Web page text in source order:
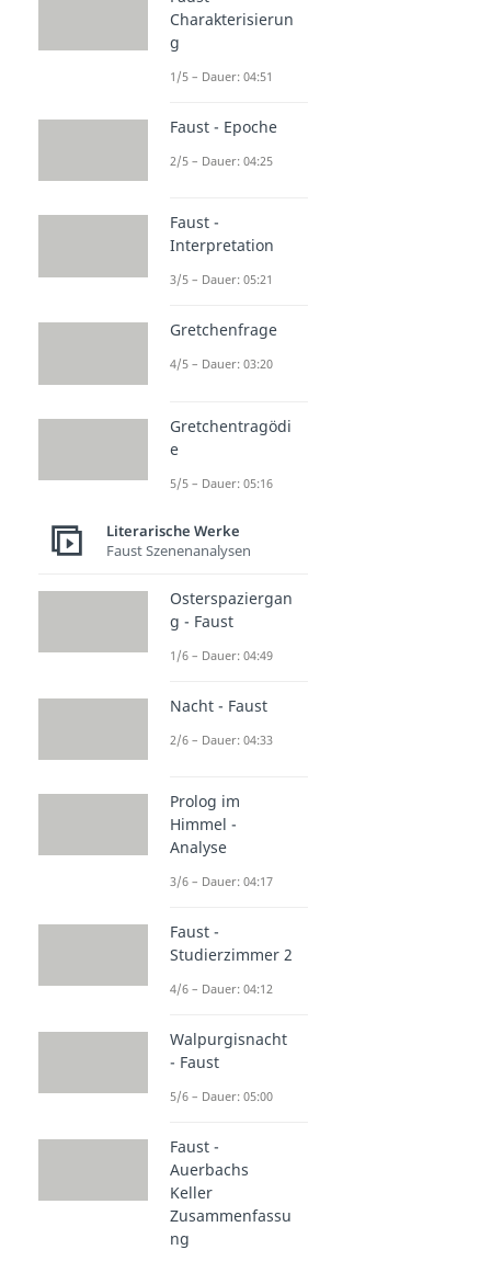
Charakterisierun
g
1/5 – Dauer: 04:51
Faust - Epoche
2/5 – Dauer: 04:25
Faust -
Interpretation
3/5 – Dauer: 05:21
Gretchenfrage
4/5 – Dauer: 03:20
Gretchentragödi
e
5/5 – Dauer: 05:16
Literarische Werke
Faust Szenenanalysen
Osterspaziergan
g - Faust
1/6 – Dauer: 04:49
Nacht - Faust
2/6 – Dauer: 04:33
Prolog im
Himmel -
Analyse
3/6 – Dauer: 04:17
Faust -
Studierzimmer 2
4/6 – Dauer: 04:12
Walpurgisnacht
- Faust
5/6 – Dauer: 05:00
Faust -
Auerbachs
Keller
Zusammenfassu
ng